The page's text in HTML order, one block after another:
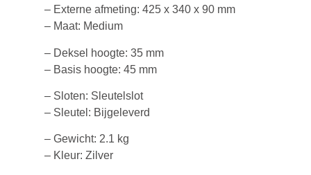
– Externe afmeting: 425 x 340 x 90 mm
– Maat: Medium
– Deksel hoogte: 35 mm
– Basis hoogte: 45 mm
– Sloten: Sleutelslot
– Sleutel: Bijgeleverd
– Gewicht: 2.1 kg
– Kleur: Zilver